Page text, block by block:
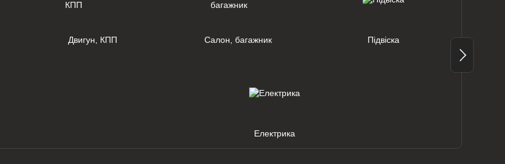
Двигун, КПП Салон, багажник Підвіска
Електрика